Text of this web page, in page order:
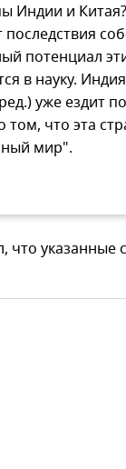
Индии и
потенциал
в науку.
уже ездит
том, что эта
мир".
что указанные